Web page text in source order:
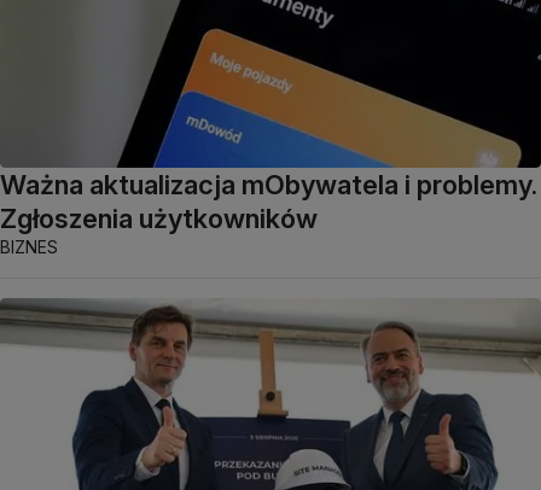
Ważna aktualizacja mObywatela i problemy.
Zgłoszenia użytkowników
BIZNES